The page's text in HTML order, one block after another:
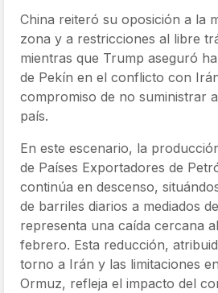
China reiteró su oposición a la
zona y a restricciones al libre
mientras que Trump aseguró
de Pekín en el conflicto con
compromiso de no suministrar
país.
En este escenario, la
de Países Exportadores de
continúa en descenso,
de barriles diarios a mediados
representa una caída cercana
febrero. Esta reducción,
torno a Irán y las limitaciones
Ormuz, refleja el impacto del